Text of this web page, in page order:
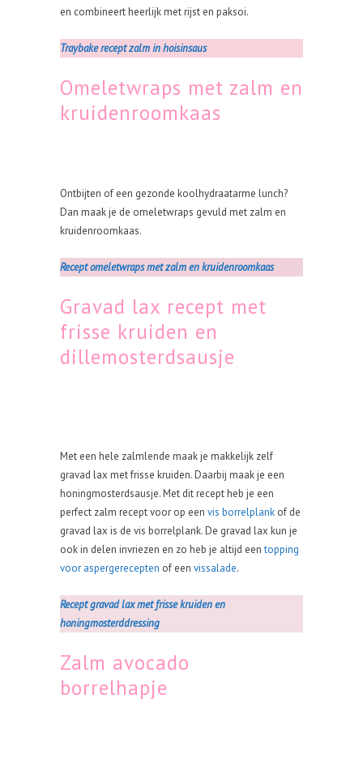
en combineert heerlijk met rijst en paksoi.
Traybake recept zalm in hoisinsaus
Omeletwraps met zalm en
kruidenroomkaas
Ontbijten of een gezonde koolhydraatarme lunch?
Dan maak je de omeletwraps gevuld met zalm en
kruidenroomkaas.
Recept omeletwraps met zalm en kruidenroomkaas
Gravad lax recept met
frisse kruiden en
dillemosterdsausje
Met een hele zalmlende maak je makkelijk zelf
gravad lax met frisse kruiden. Daarbij maak je een
honingmosterdsausje. Met dit recept heb je een
perfect zalm recept voor op een vis borrelplank of de
gravad lax is de vis borrelplank. De gravad lax kun je
ook in delen invriezen en zo heb je altijd eentopping
voor aspergerecepten of een vissalade.
Recept gravad lax met frisse kruiden en
honingmosterddressing
Zalm avocado
borrelhapje